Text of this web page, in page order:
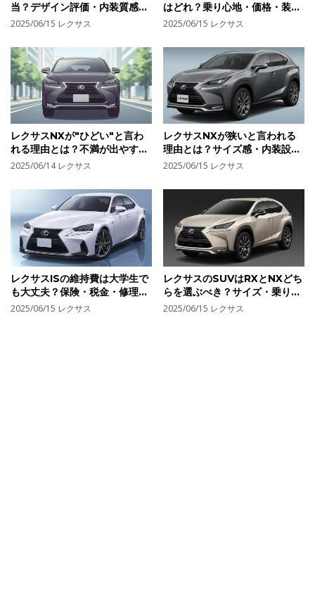
お借りしたBGM
PRESSO様
https://www.youtube.com/channel/
当？デザイン評価・内装質感か
ら見る"好き嫌いが分かれる"理
2025/06/15 レクサス
はどれ？乗り心地・価格・装備
のバランスで選ぶ最適モデル
2025/06/15 レクサス
レクサスNXが"ひどい"と言わ
れる理由とは？不満が出やすい
ポイントとそれでも選ばれる理
2025/06/14 レクサス
レクサスNXが狭いと言われる
理由とは？サイズ感・内装設計
の違いと改善ポイント
2025/06/15 レクサス
レクサスISの維持費は大学生で
も大丈夫？保険・税金・修理代
から"リアルな支出"を算出して
2025/06/15 レクサス
レクサスのSUVはRXとNXどち
らを選ぶべき？サイズ・乗り心
地・価格で見る選び方の決定版
2025/06/15 レクサス